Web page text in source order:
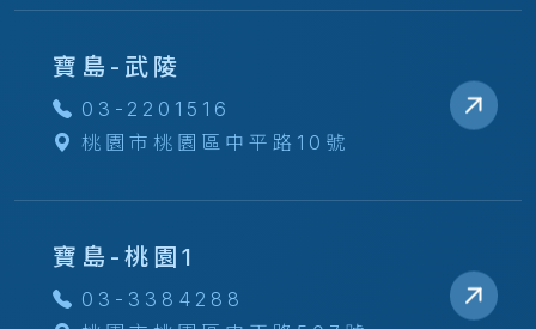
寶島-武陵
03-2201516
桃園市桃園區中平路10號
寶島-桃園1
03-3384288